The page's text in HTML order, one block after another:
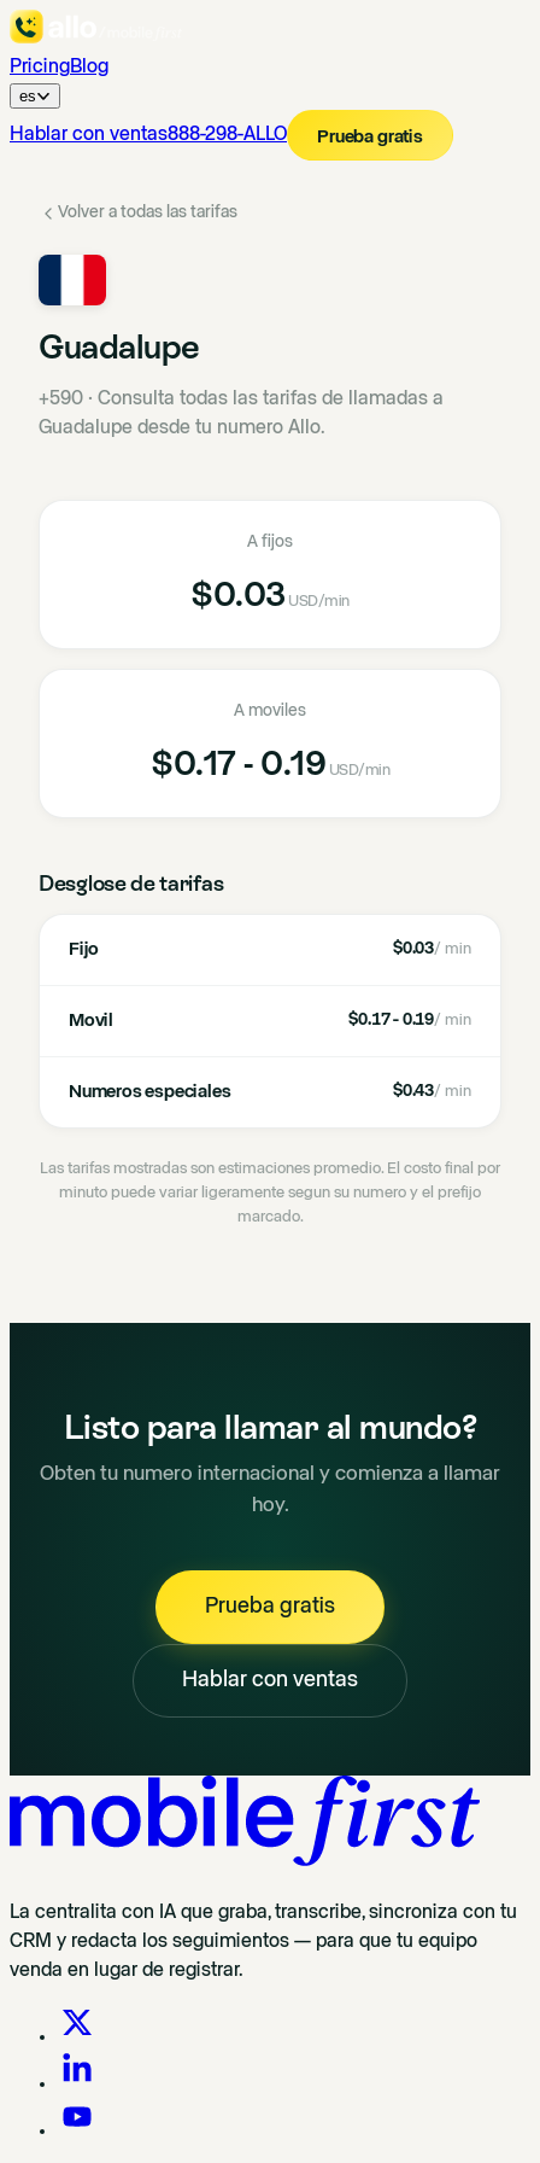
PricingBlog
es
Hablar con ventas888-298-ALLO Prueba gratis
Volver a todas las tarifas
Guadalupe
+590 · Consulta todas las tarifas de llamadas a
Guadalupe desde tu numero Allo.
A fijos
$0.03 USD/min
A moviles
$0.17 - 0.19 USD/min
Desglose de tarifas
Fijo $0.03/ min
Movil $0.17 - 0.19/ min
Numeros especiales $0.43/ min
Las tarifas mostradas son estimaciones promedio. El costo final por
minuto puede variar ligeramente segun su numero y el prefijo
marcado.
Listo para llamar al mundo?
Obten tu numero internacional y comienza a llamar
hoy.
Prueba gratis
Hablar con ventas
La centralita con IA que graba, transcribe, sincroniza con tu
CRM y redacta los seguimientos — para que tu equipo
venda en lugar de registrar.